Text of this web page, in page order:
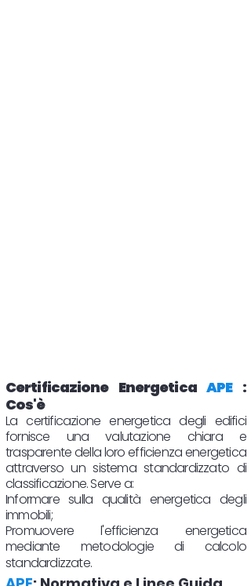
Certificazione EnergeticaAPE:
Cos'è
La certificazione energetica degli edifici
fornisce una valutazione chiara e
trasparente della loro efficienza energetica
attraverso un sistema standardizzato di
classificazione. Serve a:
Informare sulla qualità energetica degli
immobili;
Promuovere l'efficienza energetica
mediante metodologie di calcolo
standardizzate.